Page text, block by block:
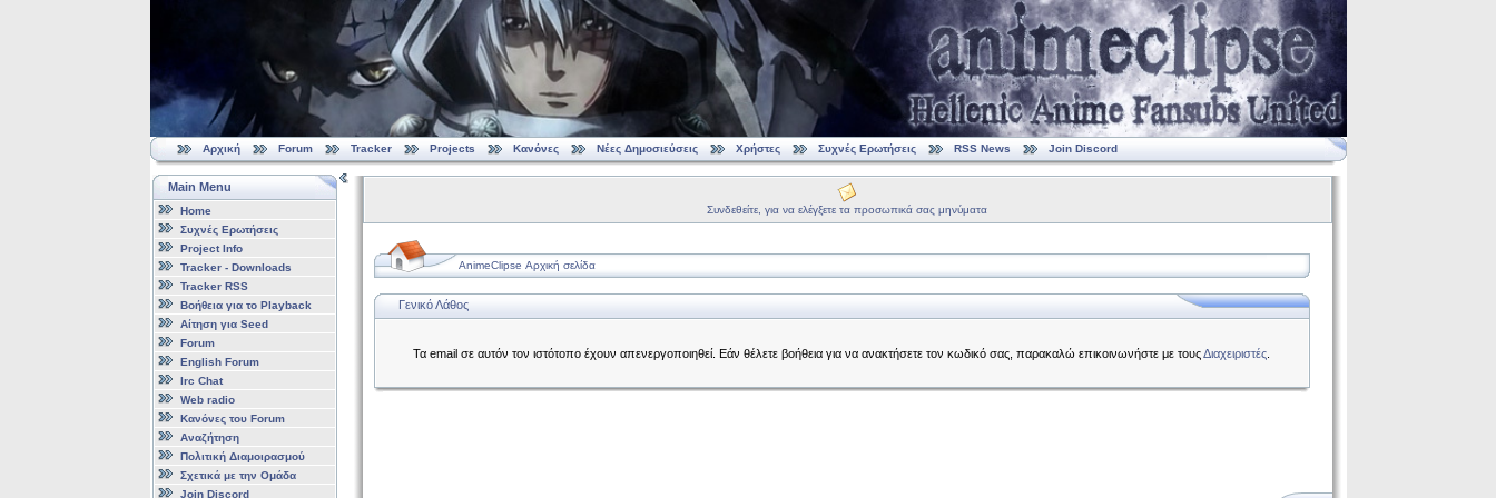
Αρχική Forum Tracker Projects Κανόνες Νέες Δημοσιεύσεις Χρήστες Συχνές Ερωτήσεις RSS News Join Discord
Main Menu
Home
Συχνές Ερωτήσεις
Project Info
Tracker - Downloads
Tracker RSS
Βοήθεια για το Playback
Αίτηση για Seed
Forum
English Forum
Irc Chat
Web radio
Κανόνες του Forum
Αναζήτηση
Πολιτική Διαμοιρασμού
Σχετικά με την Ομάδα
Join Discord
Συνδεθείτε, για να ελέγξετε τα προσωπικά σας μηνύματα
AnimeClipse Αρχική σελίδα
Γενικό Λάθος
Τα email σε αυτόν τον ιστότοπο έχουν απενεργοποιηθεί. Εάν θέλετε βοήθεια για να ανακτήσετε τον κωδικό σας, παρακαλώ επικοινωνήστε με τουςΔιαχειριστές